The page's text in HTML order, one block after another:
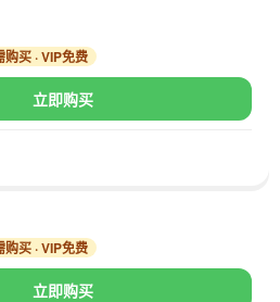
立即购买
购买 · VIP免费
立即购买
购买 · VIP免费